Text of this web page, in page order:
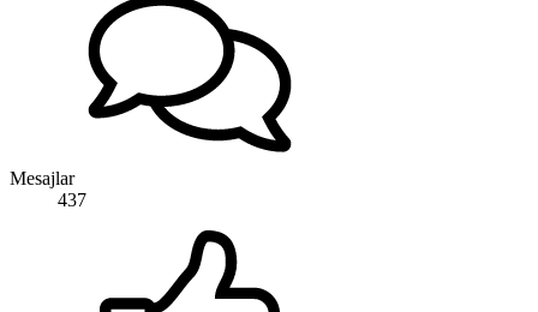
Mesajlar
437